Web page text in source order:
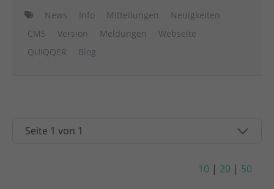
News Info Mitteilungen
Neuigkeiten
CMS
Version Meldungen
Webseite
QUIQQER
Blog
10 | 20 | 50